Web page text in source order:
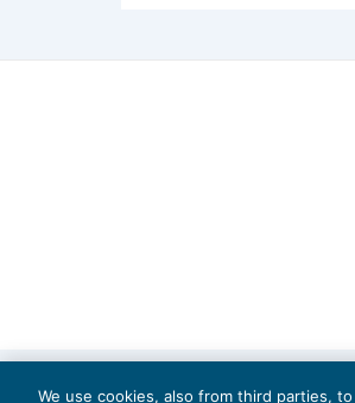
We use cookies, also from third parties,